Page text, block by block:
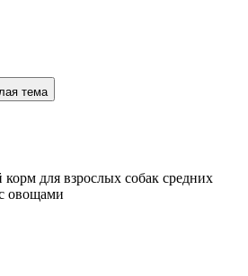
тема
для взрослых собак средних
овощами